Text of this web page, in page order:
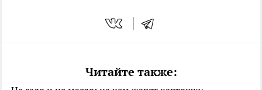
Читайте также: